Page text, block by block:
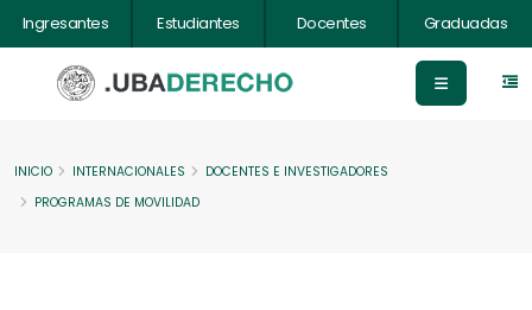
Ingresantes Estudiantes Docentes Graduadas
INICIO INTERNACIONALES
DOCENTES E INVESTIGADORES
PROGRAMAS DE MOVILIDAD